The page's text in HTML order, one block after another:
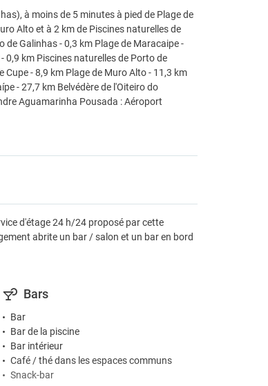
à moins de 5 minutes à pied de Plage de
Alto et à 2 km de Piscines naturelles de
Galinhas - 0,3 km Plage de Maracaipe -
0,9 km Piscines naturelles de Porto de
- 8,9 km Plage de Muro Alto - 11,3 km
- 27,7 km Belvédère de l'Oiteiro do
Aguamarinha Pousada : Aéroport
d'étage 24 h/24 proposé par cette
abrite un bar / salon et un bar en bord
Bars
Bar
Bar de la piscine
Bar intérieur
Café / thé dans les espaces communs
Snack-bar